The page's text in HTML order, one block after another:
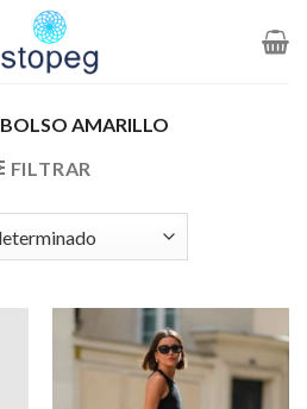
BOLSO AMARILLO
FILTRAR